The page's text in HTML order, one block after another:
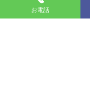
お電話